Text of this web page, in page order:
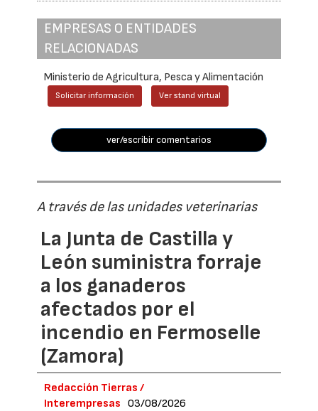
EMPRESAS O ENTIDADES
RELACIONADAS
Ministerio de Agricultura, Pesca y Alimentación
Solicitar información Ver stand virtual
ver/escribir comentarios
A través de las unidades veterinarias
La Junta de Castilla y
León suministra forraje
a los ganaderos
afectados por el
incendio en Fermoselle
(Zamora)
Redacción Tierras /
Interempresas
03/08/2026